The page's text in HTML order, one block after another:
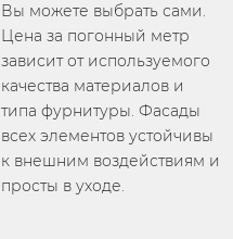
Вы можете выбрать сами.
Цена за погонный метр
зависит от используемого
качества материалов и
типа фурнитуры. Фасады
всех элементов устойчивы
к внешним воздействиям и
просты в уходе.